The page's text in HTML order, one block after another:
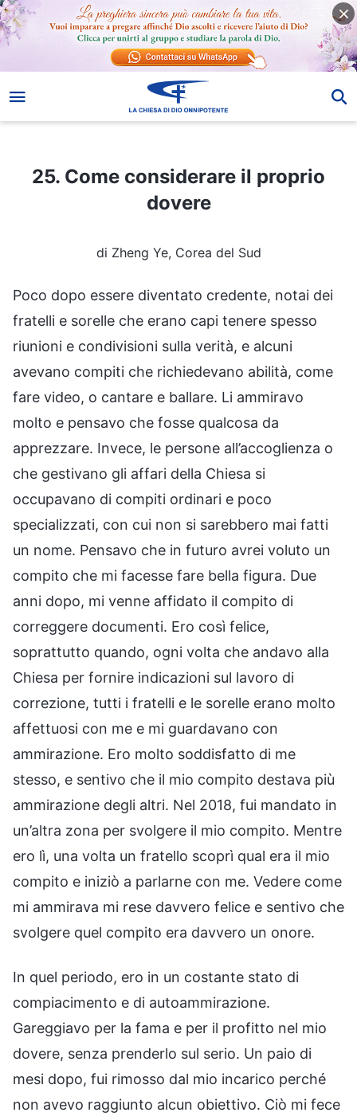
25. Come considerare il proprio dovere
25. Come considerare il proprio
dovere
di Zheng Ye, Corea del Sud
Poco dopo essere diventato credente, notai dei
fratelli e sorelle che erano capi tenere spesso
riunioni e condivisioni sulla verità, e alcuni
avevano compiti che richiedevano abilità, come
fare video, o cantare e ballare. Li ammiravo
molto e pensavo che fosse qualcosa da
apprezzare. Invece, le persone all’accoglienza o
che gestivano gli affari della Chiesa si
occupavano di compiti ordinari e poco
specializzati, con cui non si sarebbero mai fatti
un nome. Pensavo che in futuro avrei voluto un
compito che mi facesse fare bella figura. Due
anni dopo, mi venne affidato il compito di
correggere documenti. Ero così felice,
soprattutto quando, ogni volta che andavo alla
Chiesa per fornire indicazioni sul lavoro di
correzione, tutti i fratelli e le sorelle erano molto
affettuosi con me e mi guardavano con
ammirazione. Ero molto soddisfatto di me
stesso, e sentivo che il mio compito destava più
ammirazione degli altri. Nel 2018, fui mandato in
un’altra zona per svolgere il mio compito. Mentre
ero lì, una volta un fratello scoprì qual era il mio
compito e iniziò a parlarne con me. Vedere come
mi ammirava mi rese davvero felice e sentivo che
svolgere quel compito era davvero un onore.
In quel periodo, ero in un costante stato di
compiacimento e di autoammirazione.
Gareggiavo per la fama e per il profitto nel mio
dovere, senza prenderlo sul serio. Un paio di
mesi dopo, fui rimosso dal mio incarico perché
non avevo raggiunto alcun obiettivo. Ciò mi fece